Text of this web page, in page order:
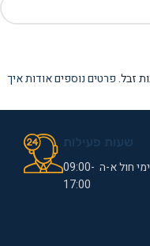
פרטים נוספים אודות איך
ימי חול א-ה 09:00-
17:00